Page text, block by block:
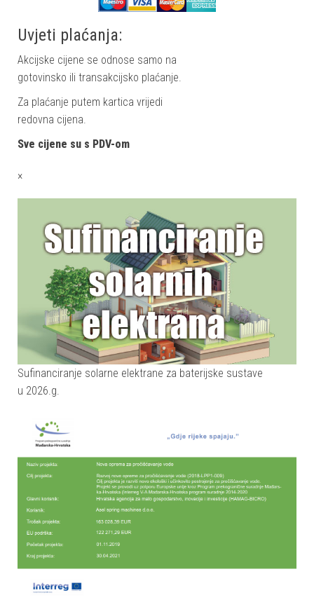
Uvjeti plaćanja:
Akcijske cijene se odnose samo na
gotovinsko ili transakcijsko plaćanje.
Za plaćanje putem kartica vrijedi
redovna cijena.
Sve cijene su s PDV-om
×
Sufinanciranje solarne elektrane za baterijske sustave
u 2026.g.